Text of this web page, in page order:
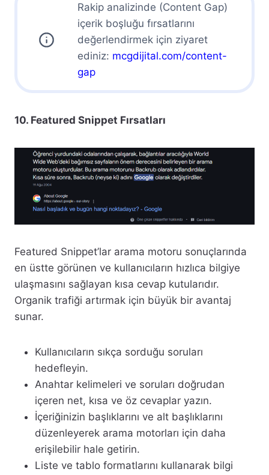
Rakip analizinde (Content Gap)
içerik boşluğu fırsatlarını
değerlendirmek için ziyaret
ediniz: mcgdijital.com/content-
gap
10. Featured Snippet Fırsatları
Featured Snippet’lar arama motoru sonuçlarında
en üstte görünen ve kullanıcıların hızlıca bilgiye
ulaşmasını sağlayan kısa cevap kutularıdır.
Organik trafiği artırmak için büyük bir avantaj
sunar.
Kullanıcıların sıkça sorduğu soruları
hedefleyin.
Anahtar kelimeleri ve soruları doğrudan
içeren net, kısa ve öz cevaplar yazın.
İçeriğinizin başlıklarını ve alt başlıklarını
düzenleyerek arama motorları için daha
erişilebilir hale getirin.
Liste ve tablo formatlarını kullanarak bilgi